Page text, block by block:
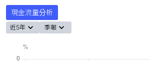
現金流量分析
近5年 季報